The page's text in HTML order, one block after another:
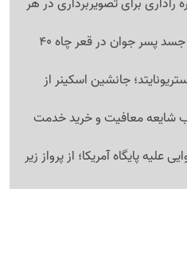
مرگ در صحرای جلالی؛ کشف جسد پسر جوان در قعر چاه 40
جانشین اسکینر از
شایعه معافیت و خرید خدمت
پایگاه آمریکا؛ از پرواز زیر